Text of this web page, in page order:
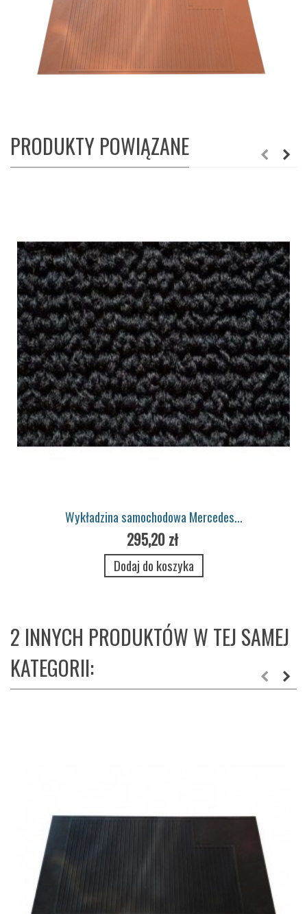
PRODUKTY POWIĄZANE
Wykładzina samochodowa Mercedes...
295,20 zł
Dodaj do koszyka
2 INNYCH PRODUKTÓW W TEJ SAMEJ
KATEGORII: